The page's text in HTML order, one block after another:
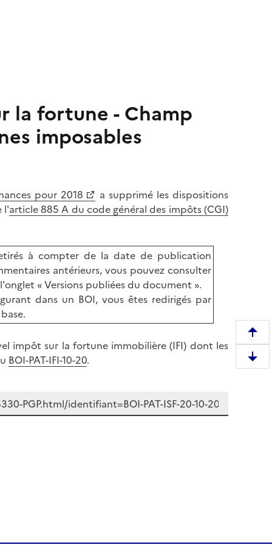
la fortune - Champ
imposables
pour 2018
a supprimé les dispositions
l'article 885 A du code général des impôts (CGI)
à compter de la date de publication
antérieurs, vous pouvez consulter
« Versions publiées du document ».
dans un BOI, vous êtes redirigés par
impôt sur la fortune immobilière (IFI) dont les
BOI-PAT-IFI-10-20.
e
m
D